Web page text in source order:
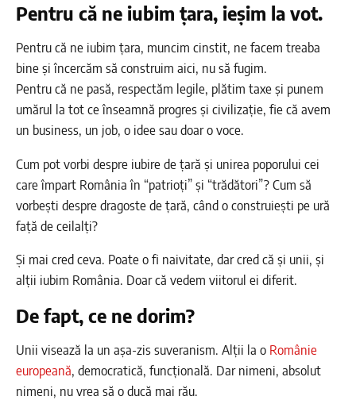
Pentru că ne iubim țara, ieșim la vot.
Pentru că ne iubim țara, muncim cinstit, ne facem treaba
bine și încercăm să construim aici, nu să fugim.
Pentru că ne pasă, respectăm legile, plătim taxe și punem
umărul la tot ce înseamnă progres și civilizație, fie că avem
un business, un job, o idee sau doar o voce.
Cum pot vorbi despre iubire de țară și unirea poporului cei
care împart România în “patrioți” și “trădători”? Cum să
vorbești despre dragoste de țară, când o construiești pe ură
față de ceilalți?
Și mai cred ceva. Poate o fi naivitate, dar cred că și unii, și
alții iubim România. Doar că vedem viitorul ei diferit.
De fapt, ce ne dorim?
Unii visează la un așa-zis suveranism. Alții la o Românie
europeană, democratică, funcțională. Dar nimeni, absolut
nimeni, nu vrea să o ducă mai rău.